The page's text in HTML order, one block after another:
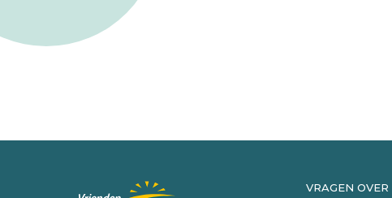
VRAGEN OVER